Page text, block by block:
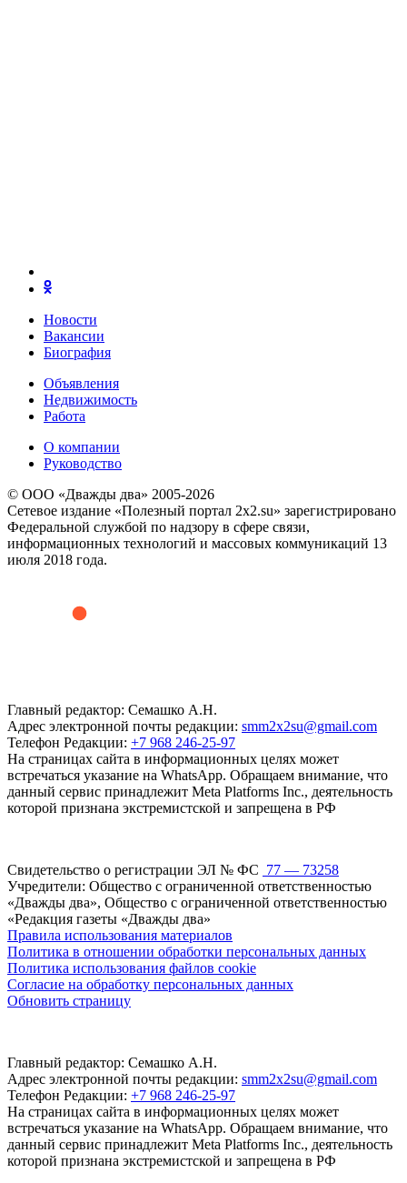
Новости
Вакансии
Биография
Объявления
Недвижимость
Работа
О компании
Руководство
© ООО «Дважды два» 2005-2026
Сетевое издание «Полезный портал 2x2.su» зарегистрировано
Федеральной службой по надзору в сфере связи,
информационных технологий и массовых коммуникаций 13
июля 2018 года.
Главный редактор: Семашко А.Н.
Адрес электронной почты редакции: smm2x2su@gmail.com
Телефон Редакции: +7 968 246-25-97
На страницах сайта в информационных целях может
встречаться указание на WhatsApp. Обращаем внимание, что
данный сервис принадлежит Meta Platforms Inc., деятельность
которой признана экстремистской и запрещена в РФ
Свидетельство о регистрации ЭЛ № ФС 77 — 73258
Учредители: Общество с ограниченной ответственностью
«Дважды два», Общество с ограниченной ответственностью
«Редакция газеты «Дважды два»
Правила использования материалов
Политика в отношении обработки персональных данных
Политика использования файлов cookie
Согласие на обработку персональных данных
Обновить страницу
Главный редактор: Семашко А.Н.
Адрес электронной почты редакции: smm2x2su@gmail.com
Телефон Редакции: +7 968 246-25-97
На страницах сайта в информационных целях может
встречаться указание на WhatsApp. Обращаем внимание, что
данный сервис принадлежит Meta Platforms Inc., деятельность
которой признана экстремистской и запрещена в РФ